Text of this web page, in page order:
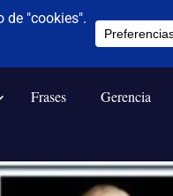
Frases Gerencia